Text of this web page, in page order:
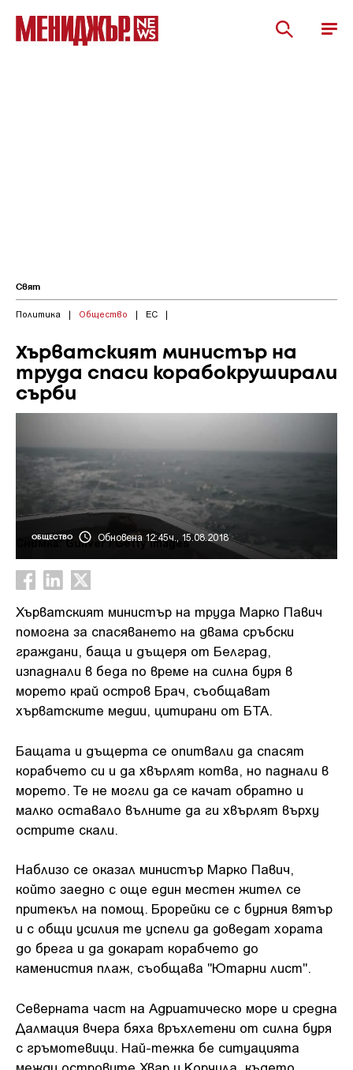
Свят
Политика | Общество | ЕС |
Хърватският министър на
труда спаси корабокруширали
сърби
ОБЩЕСТВО Обновена 12:45ч., 15.08.2018
Снимка: Guliver / Getty images
Хърватският министър на труда Марко Павич
помогна за спасяването на двама сръбски
граждани, баща и дъщеря от Белград,
изпаднали в беда по време на силна буря в
морето край остров Брач, съобщават
хърватските медии, цитирани от БТА.
Бащата и дъщерта се опитвали да спасят
корабчето си и да хвърлят котва, но паднали в
морето. Те не могли да се качат обратно и
малко оставало вълните да ги хвърлят върху
острите скали.
Наблизо се оказал министър Марко Павич,
който заедно с още един местен жител се
притекъл на помощ. Брорейки се с бурния вятър
и с общи усилия те успели да доведат хората
до брега и да докарат корабчето до
каменистия плаж, съобщава "Ютарни лист".
Северната част на Адриатическо море и средна
Далмация вчера бяха връхлетени от силна буря
с гръмотевици. Най-тежка бе ситуацията
между островите Хвар и Корчула, където